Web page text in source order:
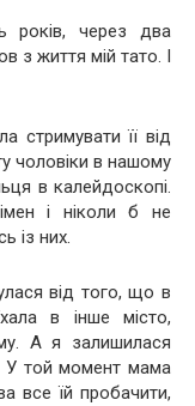
років, через два
з життя мій тато. І
її від
чоловіки в нашому
в калейдоскопі.
і ніколи б не
із них.
від того, що в
в інше місто,
А я залишилася
У той момент мама
все їй пробачити,